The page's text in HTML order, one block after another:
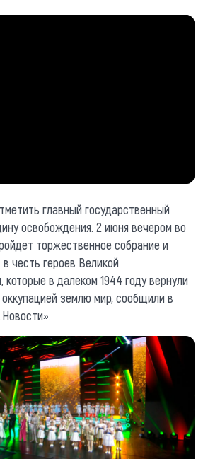
главный государственный
освобождения. 2 июня вечером во
торжественное собрание и
честь героев Великой
в далеком 1944 году вернули
землю мир, сообщили в